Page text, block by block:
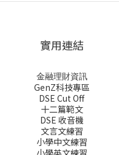
實用連結
金融理財資訊
GenZ科技專區
DSE Cut Off
十二篇範文
DSE 收音機
文言文練習
小學中文練習